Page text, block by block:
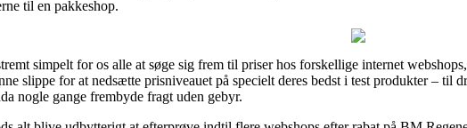
til en pakkeshop.
simpelt for os alle at søge sig frem til priser hos forskellige internet
slippe for at nedsætte prisniveauet på specielt deres bedst i test produkter – til
nogle gange frembyde fragt uden gebyr.